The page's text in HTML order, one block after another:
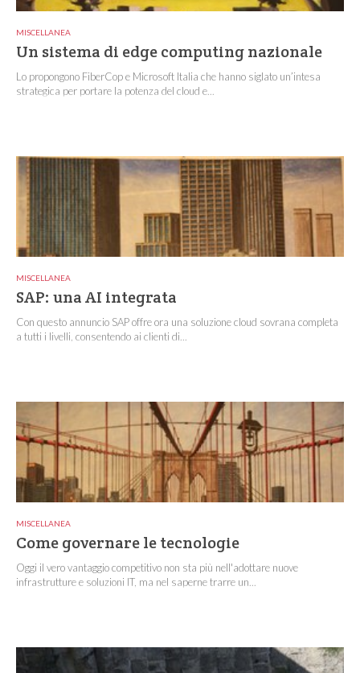
MISCELLANEA
Un sistema di edge computing nazionale
Lo propongono FiberCop e Microsoft Italia che hanno siglato un’intesa
strategica per portare la potenza del cloud e...
MISCELLANEA
SAP: una AI integrata
Con questo annuncio SAP offre ora una soluzione cloud sovrana completa
a tutti i livelli, consentendo ai clienti di...
MISCELLANEA
Come governare le tecnologie
Oggi il vero vantaggio competitivo non sta più nell'adottare nuove
infrastrutture e soluzioni IT, ma nel saperne trarre un...